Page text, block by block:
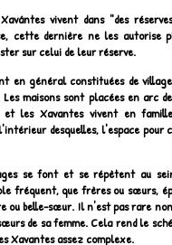
vivent dans "des
cette dernière ne les autorise
sur celui de leur réserve.
en général constituées de
Les maisons sont placées en arc
et les Xavantes vivent en
desquelles, l'espace pour
se font et se répètent au
fréquent, que frères ou sœurs,
ou belle-sœur. Il n'est pas rare
de sa femme. Cela rend le
Xavantes assez complexe.